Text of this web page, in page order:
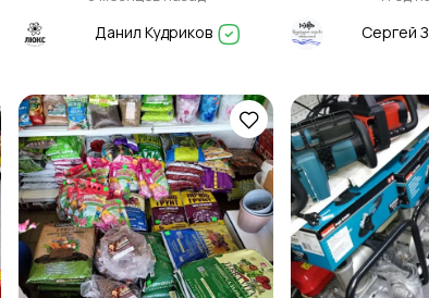
Данил Кудриков Сергей